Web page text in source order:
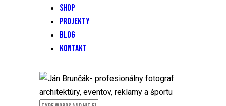
SHOP
PROJEKTY
BLOG
KONTAKT